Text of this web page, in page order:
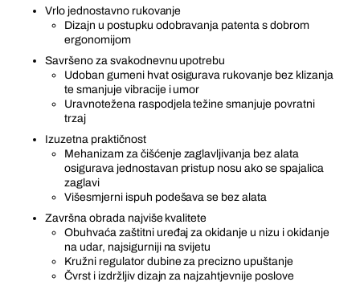
Vrlo jednostavno rukovanje
Dizajn u postupku odobravanja patenta s dobrom
ergonomijom
Savršeno za svakodnevnu upotrebu
Udoban gumeni hvat osigurava rukovanje bez klizanja
te smanjuje vibracije i umor
Uravnotežena raspodjela težine smanjuje povratni
trzaj
Izuzetna praktičnost
Mehanizam za čišćenje zaglavljivanja bez alata
osigurava jednostavan pristup nosu ako se spajalica
zaglavi
Višesmjerni ispuh podešava se bez alata
Završna obrada najviše kvalitete
Obuhvaća zaštitni uređaj za okidanje u nizu i okidanje
na udar, najsigurniji na svijetu
Kružni regulator dubine za precizno upuštanje
Čvrst i izdržljiv dizajn za najzahtjevnije poslove